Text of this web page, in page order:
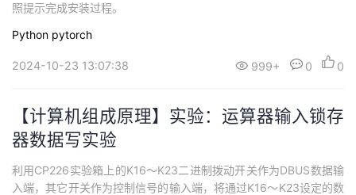
照提示完成安装过程。
Python pytorch
2024-10-23 13:07:38 999+ 0 0
【计算机组成原理】实验：运算器输入锁存
器数据写实验
利用CP226实验箱上的K16～K23二进制拨动开关作为DBUS数据输
入端，其它开关作为控制信号的输入端，将通过K16～K23设定的数